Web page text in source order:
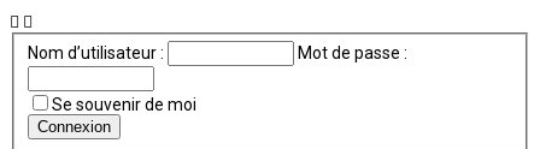
Nom d’utilisateur : Mot de passe :
Se souvenir de moi